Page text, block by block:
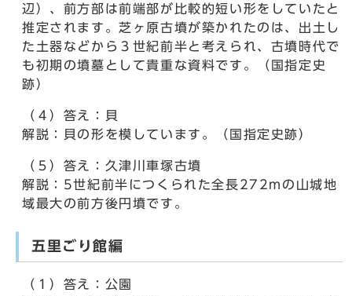
辺）、前方部は前端部が比較的短い形をしていたと
推定されます。芝ヶ原古墳が築かれたのは、出土し
た土器などから３世紀前半と考えられ、古墳時代で
も初期の墳墓として貴重な資料です。（国指定史
跡）
（４）答え：貝
解説：貝の形を模しています。（国指定史跡）
（５）答え：久津川車塚古墳
解説：5世紀前半につくられた全長272mの山城地
域最大の前方後円墳です。
五里ごり館編
（１）答え：公園